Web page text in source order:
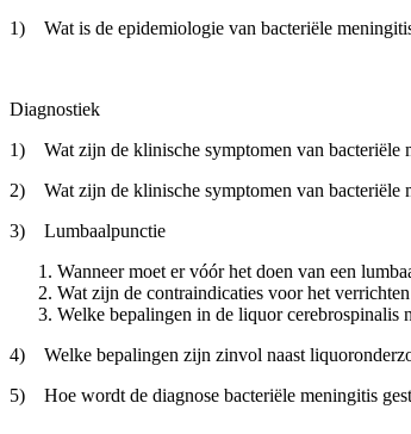
1) Wat is de epidemiologie van bacteriële
Diagnostiek
1) Wat zijn de klinische symptomen van bacteriële
2) Wat zijn de klinische symptomen van bacteriële
3) Lumbaalpunctie
Wanneer moet er vóór het doen van een
Wat zijn de contraindicaties voor het
Welke bepalingen in de liquor cerebrospinalis
4) Welke bepalingen zijn zinvol naast
5) Hoe wordt de diagnose bacteriële meningitis